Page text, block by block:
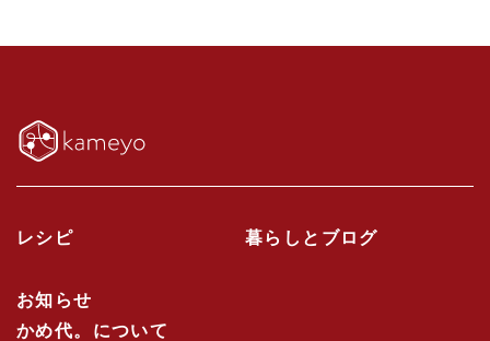
レシピ 暮らしとブログ
お知らせ
かめ代。について